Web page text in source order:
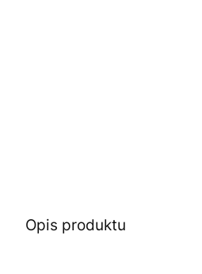
Opis produktu